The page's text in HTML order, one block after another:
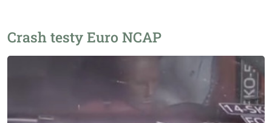
Crash testy Euro NCAP